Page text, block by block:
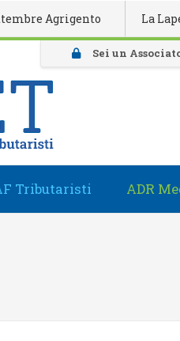
Tributaristi ADR
Sei un
Agrigento La Lapet